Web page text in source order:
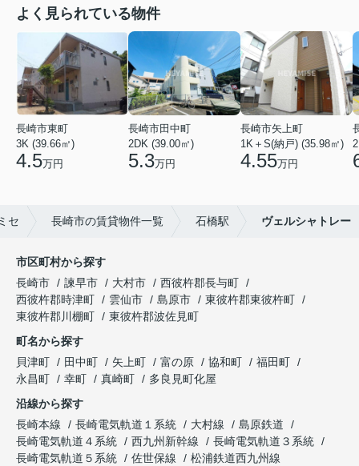
よく見られている物件
長崎市東町
3K (39.66㎡)
4.5万円
長崎市田中町
2DK (39.00㎡)
5.3万円
長崎市矢上町
1K＋S(納戸) (35.98㎡)
4.55万円
セ 長崎市の賃貸物件一覧 石橋駅 ヴェルシャトレー
市区町村から探す
長崎市
諫早市 大村市
西彼杵郡長与町
西彼杵郡時津町
雲仙市 島原市
東彼杵郡東彼杵町
東彼杵郡川棚町
東彼杵郡波佐見町
町名から探す
貝津町
田中町 矢上町 富の原 協和町
福田町
永昌町
幸町 真崎町
多良見町化屋
沿線から探す
長崎本線
長崎電気軌道１系統 大村線
島原鉄道
長崎電気軌道４系統
西九州新幹線
長崎電気軌道３系統
長崎電気軌道５系統
佐世保線
松浦鉄道西九州線